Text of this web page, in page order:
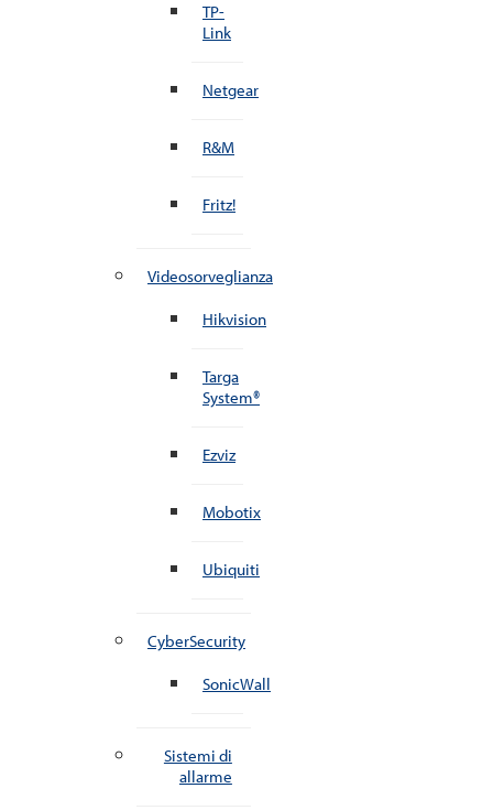
TP-
Link
Netgear
R&M
Fritz!
Videosorveglianza
Hikvision
Targa
System®
Ezviz
Mobotix
Ubiquiti
CyberSecurity
SonicWall
Sistemi di
allarme